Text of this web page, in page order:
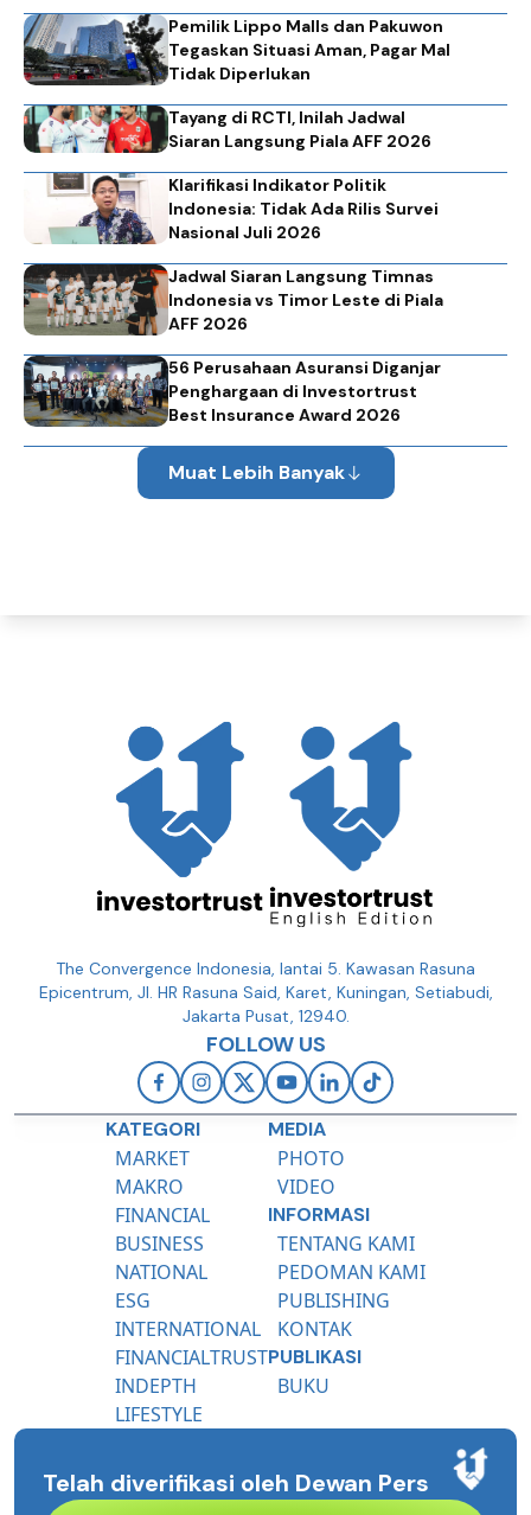
Pemilik Lippo Malls dan Pakuwon
Tegaskan Situasi Aman, Pagar Mal
Tidak Diperlukan
Tayang di RCTI, Inilah Jadwal
Siaran Langsung Piala AFF 2026
Klarifikasi Indikator Politik
Indonesia: Tidak Ada Rilis Survei
Nasional Juli 2026
Jadwal Siaran Langsung Timnas
Indonesia vs Timor Leste di Piala
AFF 2026
56 Perusahaan Asuransi Diganjar
Penghargaan di Investortrust
Best Insurance Award 2026
Muat Lebih Banyak
The Convergence Indonesia, lantai 5. Kawasan Rasuna
Epicentrum, Jl. HR Rasuna Said, Karet, Kuningan, Setiabudi,
Jakarta Pusat, 12940.
FOLLOW US
KATEGORI
MARKET
MAKRO
FINANCIAL
BUSINESS
NATIONAL
ESG
INTERNATIONAL
FINANCIALTRUST
INDEPTH
LIFESTYLE
MEDIA
PHOTO
VIDEO
INFORMASI
TENTANG KAMI
PEDOMAN KAMI
PUBLISHING
KONTAK
PUBLIKASI
BUKU
Telah diverifikasi oleh Dewan Pers